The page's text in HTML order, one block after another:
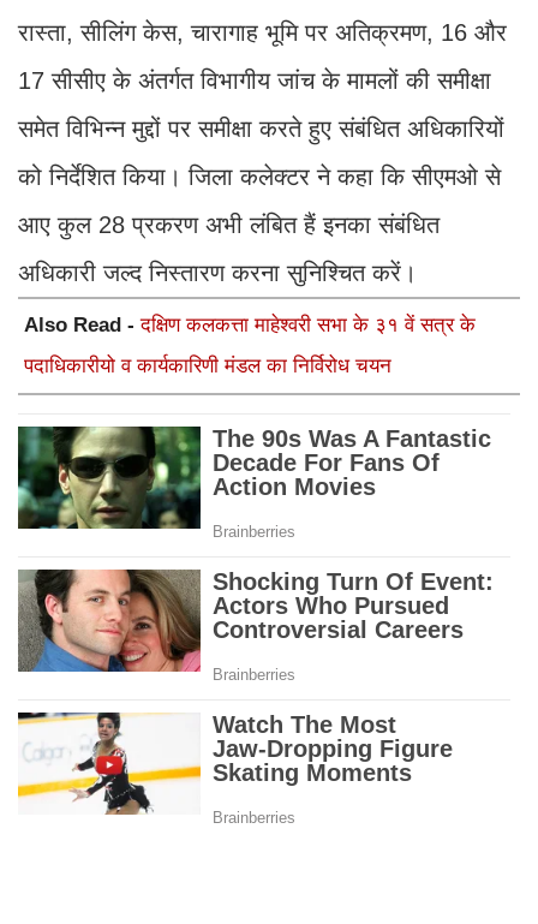
रास्ता, सीलिंग केस, चारागाह भूमि पर अतिक्रमण, 16 और
17 सीसीए के अंतर्गत विभागीय जांच के मामलों की समीक्षा
समेत विभिन्न मुद्दों पर समीक्षा करते हुए संबंधित अधिकारियों
को निर्देशित किया। जिला कलेक्टर ने कहा कि सीएमओ से
आए कुल 28 प्रकरण अभी लंबित हैं इनका संबंधित
अधिकारी जल्द निस्तारण करना सुनिश्चित करें।
Also Read -दक्षिण कलकत्ता माहेश्वरी सभा के ३१ वें सत्र के
पदाधिकारीयो व कार्यकारिणी मंडल का निर्विरोध चयन